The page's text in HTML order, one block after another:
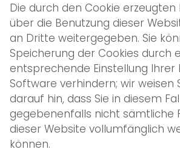
Die durch den Cookie
über die Benutzung dieser
an Dritte weitergegeben. Sie
Speicherung der Cookies durch
entsprechende Einstellung Ihrer
Software verhindern; wir weisen
darauf hin, dass Sie in diesem
gegebenenfalls nicht sämtliche
dieser Website vollumfänglich
können.